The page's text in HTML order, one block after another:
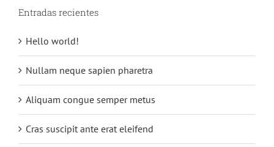
Entradas recientes
Hello world!
Nullam neque sapien pharetra
Aliquam congue semper metus
Cras suscipit ante erat eleifend